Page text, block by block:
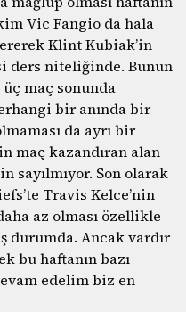
Vic Fangio da hala
Klint Kubiak’in
niteliğinde. Bunun
maç sonunda
bir anında bir
da ayrı bir
maç kazandıran alan
sayılmıyor. Son olarak
Travis Kelce’nin
az olması özellikle
durumda. Ancak vardır
bu haftanın bazı
edelim biz en